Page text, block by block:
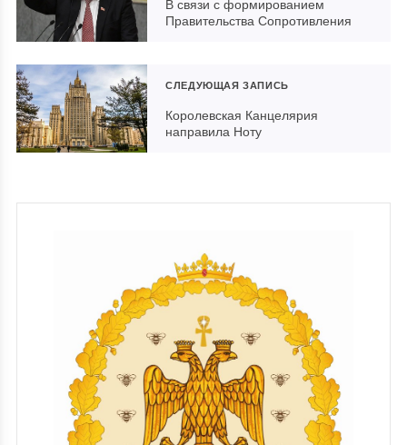
Правительства Сопротивления
СЛЕДУЮЩАЯ ЗАПИСЬ
Королевская Канцелярия
направила Ноту